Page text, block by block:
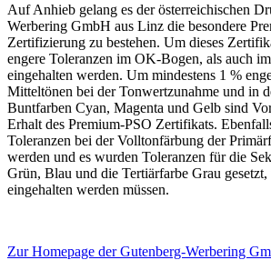
Auf Anhieb gelang es der österreichischen
Werbering GmbH aus Linz die besondere
Zertifizierung zu bestehen. Um dieses
engere Toleranzen im OK-Bogen, als auch
eingehalten werden. Um mindestens 1 %
Mitteltönen bei der Tonwertzunahme und in
Buntfarben Cyan, Magenta und Gelb sind
Erhalt des Premium-PSO Zertifikats.
Toleranzen bei der Volltonfärbung der
werden und es wurden Toleranzen für die
Grün, Blau und die Tertiärfarbe Grau
eingehalten werden müssen.
Zur Homepage der Gutenberg-Werbering